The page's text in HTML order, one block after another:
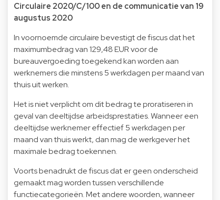
Circulaire 2020/C/100 en de communicatie van 19
augustus 2020
In voornoemde circulaire bevestigt de fiscus dat het
maximumbedrag van 129,48 EUR voor de
bureauvergoeding toegekend kan worden aan
werknemers die minstens 5 werkdagen per maand van
thuis uit werken.
Het is niet verplicht om dit bedrag te proratiseren in
geval van deeltijdse arbeidsprestaties. Wanneer een
deeltijdse werknemer effectief 5 werkdagen per
maand van thuis werkt, dan mag de werkgever het
maximale bedrag toekennen.
Voorts benadrukt de fiscus dat er geen onderscheid
gemaakt mag worden tussen verschillende
functiecategorieën. Met andere woorden, wanneer